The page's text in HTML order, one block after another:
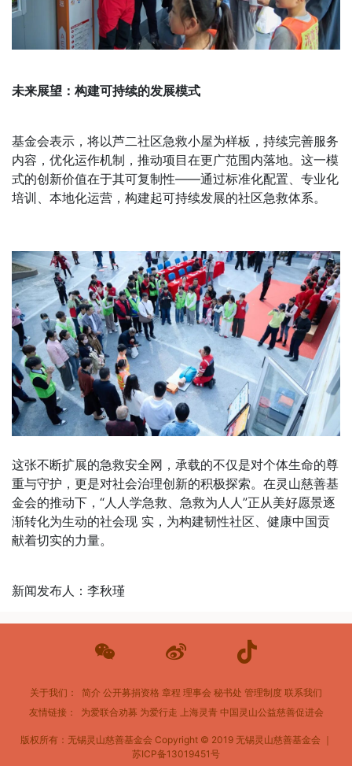
未来展望：构建可持续的发展模式
基金会表示，将以芦二社区急救小屋为样板，持续完善服务
内容，优化运作机制，推动项目在更广范围内落地。这一模
式的创新价值在于其可复制性——通过标准化配置、专业化
培训、本地化运营，构建起可持续发展的社区急救体系。
这张不断扩展的急救安全网，承载的不仅是对个体生命的尊
重与守护，更是对社会治理创新的积极探索。在灵山慈善基
金会的推动下，“人人学急救、急救为人人”正从美好愿景逐
渐转化为生动的社会现 实，为构建韧性社区、健康中国贡
献着切实的力量。
新闻发布人：李秋瑾
关于我们： 简介 公开募捐资格 章程 理事会 秘书处 管理制度 联系我们
友情链接： 为爱联合劝募 为爱行走 上海灵青 中国灵山公益慈善促进会
版权所有：无锡灵山慈善基金会 Copyright © 2019 无锡灵山慈善基金会 ｜
苏ICP备13019451号